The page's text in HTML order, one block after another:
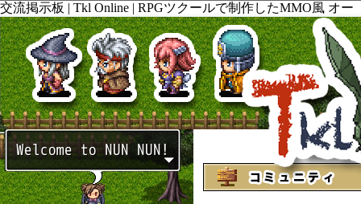
交流掲示板 | Tkl Online | RPGツクールで制作したMMO風 オー
プンワールド ロールプレイング PCゲームの ダウンロードと販
売。開発ブログやtwitterも随時更新してますので見て下さい。